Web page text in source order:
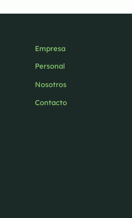
Empresa
Nosotros
Personal
Contacto